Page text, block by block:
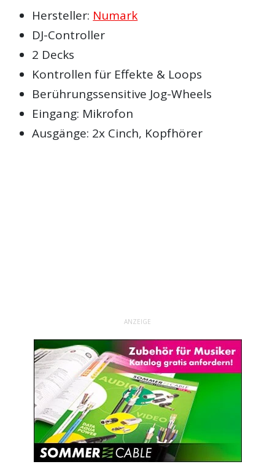
Hersteller: Numark
DJ-Controller
2 Decks
Kontrollen für Effekte & Loops
Berührungssensitive Jog-Wheels
Eingang: Mikrofon
Ausgänge: 2x Cinch, Kopfhörer
ANZEIGE